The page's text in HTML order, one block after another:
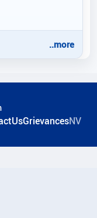
..more
GrievancesNV